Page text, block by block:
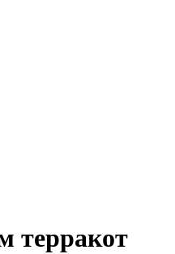
терракот